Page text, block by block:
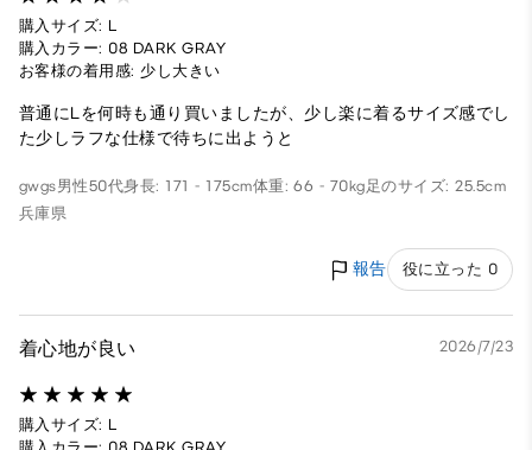
購入サイズ: L
購入カラー: 08 DARK GRAY
お客様の着用感: 少し大きい
普通にLを何時も通り買いましたが、少し楽に着るサイズ感でし
た少しラフな仕様で待ちに出ようと
gwgs男性50代身長: 171 - 175cm体重: 66 - 70kg 足のサイズ: 25.5cm
兵庫県
報告 役に立った 0
着心地が良い 2026/7/23
購入サイズ: L